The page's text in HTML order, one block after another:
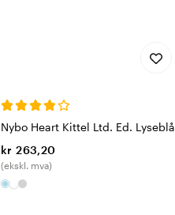
Nybo Heart Kittel Ltd. Ed. Lyseblå
kr 263,20
(ekskl. mva)